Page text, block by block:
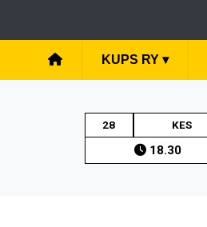
KUPS RY ▾
28 KES
18.30